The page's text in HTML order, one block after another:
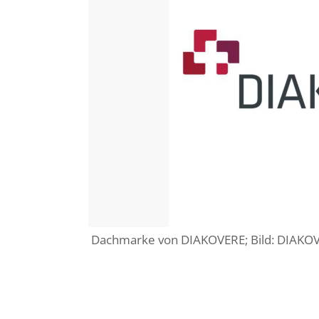
Dachmarke von DIAKOVERE; Bild: